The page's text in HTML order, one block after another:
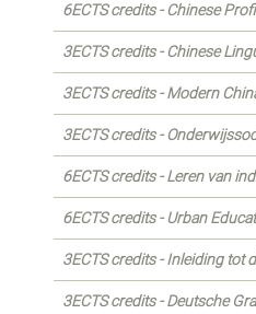
6ECTS credits - Chinese
3ECTS credits - Chinese
3ECTS credits - Modern
3ECTS credits -
6ECTS credits - Leren van
6ECTS credits - Urban
3ECTS credits - Inleiding tot
3ECTS credits - Deutsche